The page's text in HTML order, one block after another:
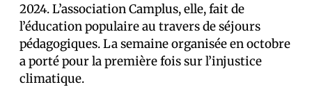
2024. L’association Camplus, elle, fait de
l’éducation populaire au travers de séjours
pédagogiques. La semaine organisée en octobre
a porté pour la première fois sur l’injustice
climatique.